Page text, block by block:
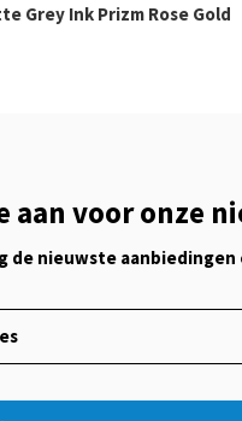
Grey Ink Prizm Rose Gold
aan voor onze
de nieuwste